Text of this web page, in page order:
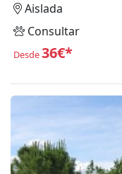
Aislada
Consultar
Desde36€*